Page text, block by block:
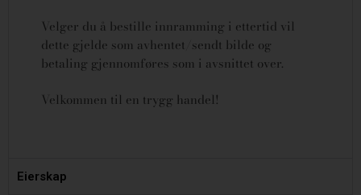
Velger du å bestille innramming i ettertid vil
dette gjelde som avhentet/sendt bilde og
betaling gjennomføres som i avsnittet over.
Velkommen til en trygg handel!
Eierskap